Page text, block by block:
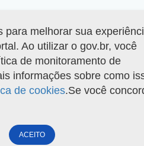
para melhorar sua
Ao utilizar o gov.br, você
de monitoramento de
informações sobre como
de cookies.Se você
ACEITO